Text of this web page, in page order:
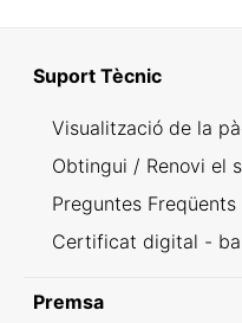
Suport Tècnic
Visualització de la
Obtingui / Renovi el
Preguntes
Certificat digital -
Premsa